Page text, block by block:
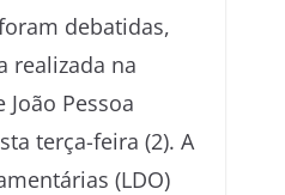
debatidas,
realizada na
Pessoa
terça-feira (2). A
(LDO)